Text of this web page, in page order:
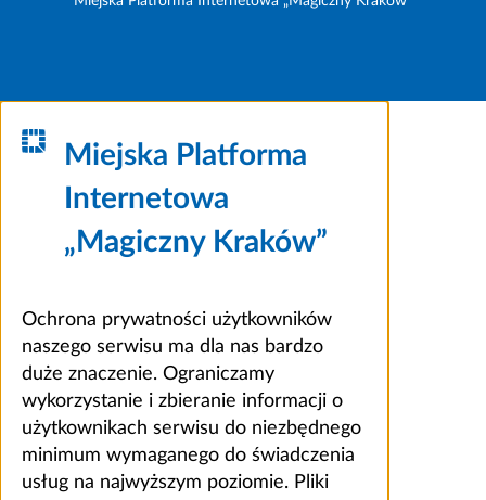
Miejska Platforma
Internetowa
„Magiczny Kraków”
Ochrona prywatności użytkowników
naszego serwisu ma dla nas bardzo
duże znaczenie. Ograniczamy
wykorzystanie i zbieranie informacji o
użytkownikach serwisu do niezbędnego
minimum wymaganego do świadczenia
usług na najwyższym poziomie. Pliki